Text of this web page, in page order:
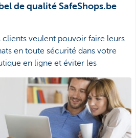
de qualité SafeShops.be
clients veulent pouvoir faire leurs
en toute sécurité dans votre
en ligne et éviter les
indique que votre
est fiable à 100%.